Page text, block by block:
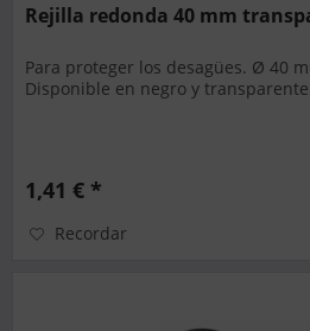
Rejilla redonda 40 mm
Para proteger los desagües. Ø 40
Disponible en negro y transparente.
1,41 € *
Recordar